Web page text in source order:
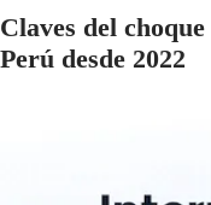
Claves del
Perú desde 2022